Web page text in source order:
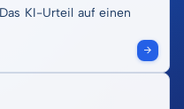
KI-Urteil auf einen